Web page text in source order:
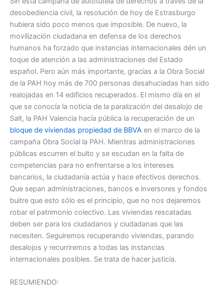
desobediencia civil, la resolución de hoy de Estrasburgo
hubiera sido poco menos que imposible. De nuevo, la
movilización ciudadana en defensa de los derechos
humanos ha forzado que instancias internacionales dén un
toque de atención a las administraciones del Estado
español. Pero aún más importante, gracias a la Obra Social
de la PAH hoy más de 700 personas desahuciadas han sido
realojadas en 14 edificios recuperados. El mismo día en el
que se conocía la noticia de la paralización del desalojo de
Salt, la PAH Valencia hacía pública la recuperación de un
bloque de viviendas propiedad de BBVA en el marco de la
campaña Obra Social la PAH. Mientras administraciones
públicas escurren el bulto y se escudan en la falta de
competencias para no enfrentarse a los intereses
bancarios, la ciudadanía actúa y hace efectivos derechos.
Que sepan administraciones, bancos e inversores y fondos
buitre que esto sólo es el principio, que no nos dejaremos
robar el patrimonio colectivo. Las viviendas rescatadas
deben ser para los ciudadanos y ciudadanas que las
necesiten. Seguiremos recuperando viviendas, parando
desalojos y recurriremos a todas las instancias
internacionales posibles. Se trata de hacer justicia.
RESUMIENDO: